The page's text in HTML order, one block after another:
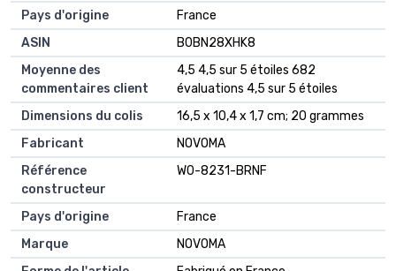
Pays d'origine
‎France
ASIN
B0BN28XHK8
Moyenne des
commentaires client
4,5 4,5 sur 5 étoiles 682
évaluations 4,5 sur 5 étoiles
Dimensions du colis
16,5 x 10,4 x 1,7 cm; 20 grammes
Fabricant
NOVOMA
Référence
constructeur
W0-8231-BRNF
Pays d'origine
France
Marque
NOVOMA